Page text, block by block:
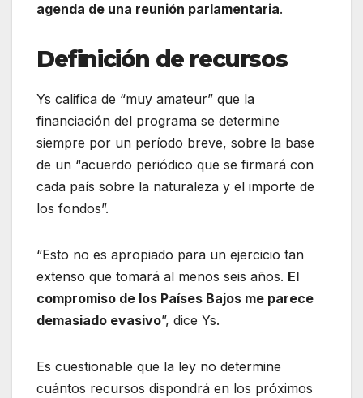
agenda de una reunión parlamentaria.
Definición de recursos
Ys califica de “muy amateur” que la
financiación del programa se determine
siempre por un período breve, sobre la base
de un “acuerdo periódico que se firmará con
cada país sobre la naturaleza y el importe de
los fondos”.
“Esto no es apropiado para un ejercicio tan
extenso que tomará al menos seis años. El
compromiso de los Países Bajos me parece
demasiado evasivo”, dice Ys.
Es cuestionable que la ley no determine
cuántos recursos dispondrá en los próximos